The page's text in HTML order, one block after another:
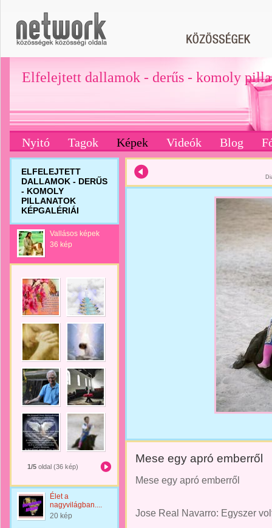
Elfelejtett dallamok - derűs - komoly
Nyitó Tagok Képek Videók Blog
ELFELEJTETT
DALLAMOK - DERŰS
- KOMOLY
PILLANATOK
KÉPGALÉRIÁI
Vallásos képek
36 kép
1/5 oldal (36 kép)
Élet a
nagyvilágban....
20 kép
Mese egy apró emberről
Mese egy apró emberről
Jose Real Navarro: Egyszer